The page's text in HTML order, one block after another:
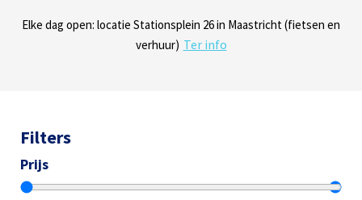
Dinsdag t/m zaterdag geopen: locaties Sphinxlunet 1 in Maastricht
(e-bikes) en Maaseikersteenweg 183 in Lanaken (fietsen en e-
Elke dag open: locatie Stationsplein 26 in Maastricht (fietsen en
verhuur) Ter info
Onze missie? Tevreden klanten! Lees reviews
Filters
Prijs